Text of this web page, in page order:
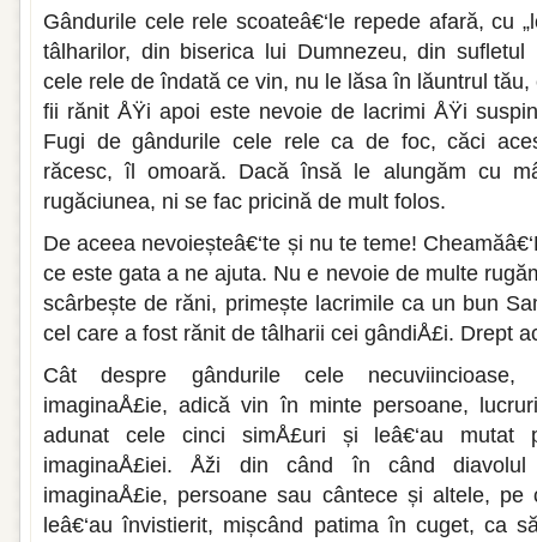
Gândurile cele rele scoateâ€‘le repede afară, cu
tâlharilor, din biserica lui Dumnezeu, din sufletul
cele rele de îndată ce vin, nu le lăsa în lăuntrul
fii rănit ÅŸi apoi este nevoie de lacrimi ÅŸi
Fugi de gândurile cele rele ca de foc, căci
răcesc, îl omoară. Dacă însă le alungăm cu
rugăciunea, ni se fac pricină de mult folos.
De aceea nevoieșteâ€‘te și nu te teme!
ce este gata a ne ajuta. Nu e nevoie de multe
scârbește de răni, primește lacrimile ca un bun
cel care a fost rănit de tâlharii cei gândiÅ£i. Drept
Cât despre gândurile cele
imaginaÅ£ie, adică vin în minte persoane,
adunat cele cinci simÅ£uri și leâ€‘au mutat
imaginaÅ£iei. Åži din când în când
imaginaÅ£ie, persoane sau cântece și altele, pe
leâ€‘au învistierit, mișcând patima în cuget, ca